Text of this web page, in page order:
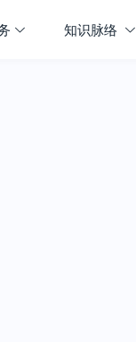
知识脉络